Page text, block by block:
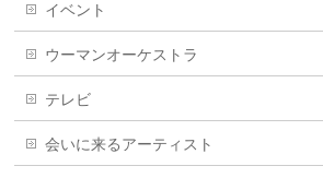
イベント
ウーマンオーケストラ
テレビ
会いに来るアーティスト